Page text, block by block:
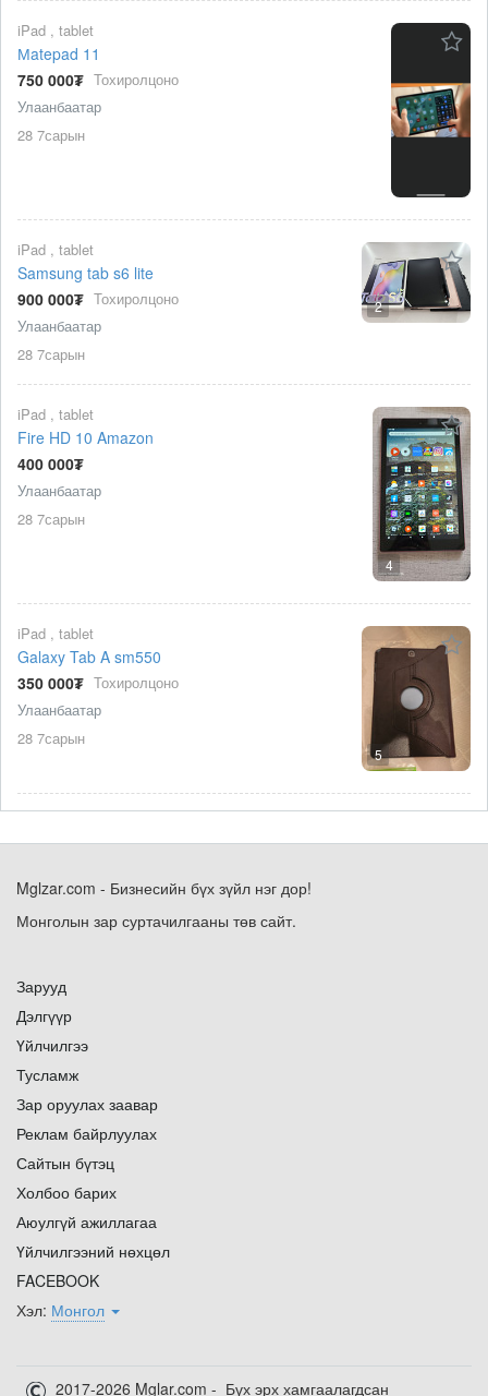
iPad , tablet
Мatepad 11
750 000₮ Тохиролцоно
Улаанбаатар
28 7сарын
2
iPad , tablet
Samsung tab s6 lite
900 000₮ Тохиролцоно
Улаанбаатар
28 7сарын
4
iPad , tablet
Fire HD 10 Amazon
400 000₮
Улаанбаатар
28 7сарын
5
iPad , tablet
Galaxy Tab A sm550
350 000₮ Тохиролцоно
Улаанбаатар
28 7сарын
Mglzar.com - Бизнесийн бүх зүйл нэг дор!
Монголын зар суртачилгааны төв сайт.
Зарууд
Дэлгүүр
Үйлчилгээ
Тусламж
Зар оруулах заавар
Реклам байрлуулах
Сайтын бүтэц
Холбоо барих
Аюулгүй ажиллагаа
Үйлчилгээний нөхцөл
FACEBOOK
Хэл: Монгол
2017-2026 Mglar.com - Бүх эрх хамгаалагдсан